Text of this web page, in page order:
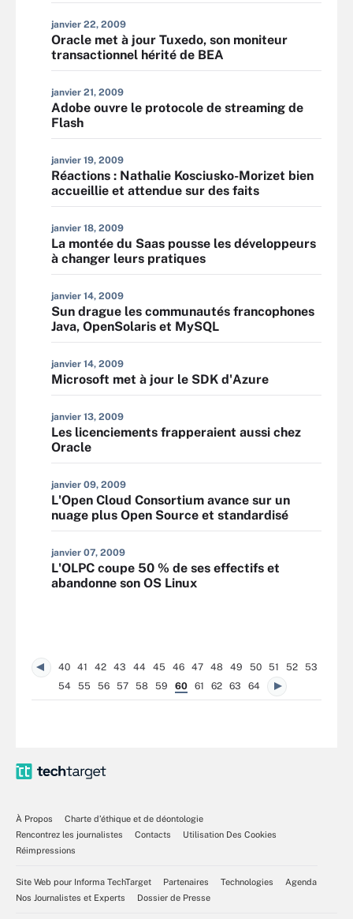
janvier 22, 2009
Oracle met à jour Tuxedo, son moniteur
transactionnel hérité de BEA
janvier 21, 2009
Adobe ouvre le protocole de streaming de
Flash
janvier 19, 2009
Réactions : Nathalie Kosciusko-Morizet bien
accueillie et attendue sur des faits
janvier 18, 2009
La montée du Saas pousse les développeurs
à changer leurs pratiques
janvier 14, 2009
Sun drague les communautés francophones
Java, OpenSolaris et MySQL
janvier 14, 2009
Microsoft met à jour le SDK d'Azure
janvier 13, 2009
Les licenciements frapperaient aussi chez
Oracle
janvier 09, 2009
L'Open Cloud Consortium avance sur un
nuage plus Open Source et standardisé
janvier 07, 2009
L'OLPC coupe 50 % de ses effectifs et
abandonne son OS Linux
40 41 42 43 44 45 46 47 48 49 50 51 52
53
54
55 56 57 58 59 60 61 62 63 64
À Propos
Charte d’éthique et de déontologie
Rencontrez les journalistes
Contacts
Utilisation Des Cookies
Réimpressions
Site Web pour Informa TechTarget Partenaires Technologies
Agenda
Nos Journalistes et Experts
Dossier de Presse